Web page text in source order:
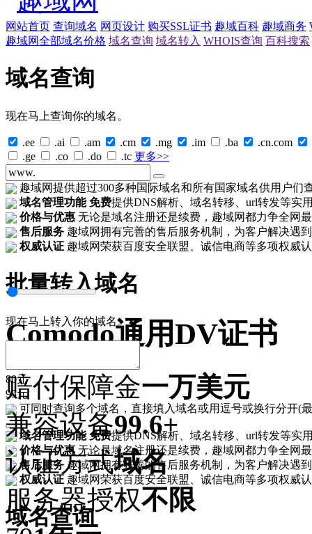
网站首页 查询域名 网页设计 购买SSL证书 趣域百科 趣域商务
趣域网全部域名价格 域名查询 域名转入 WHOIS查询 百科搜索
域名查询
现在马上查询你的域名。
.ee .ai .am .cm .mg .im .ba .cn.com
.ge
.co .do .tc 更多>>
趣域网提供超过300多种国际域名和所有国家域名供用户们
域名管理功能 免费提供DNS解析、域名转移、url转发等实
价格与优惠 无论是域名注册还是续费，趣域网都力争全网
售后服务 趣域网拥有完善的售后服务机制，为客户解决遇
权威认证 趣域网荣获百度安全联盟、诚信电商等多项权威
批量转入域名
现在马上转入你的域名。
80元
95元
可同时查询多个域名，直接填入域名或用逗号或换行分开(
域名管理功能 免费提供DNS解析、域名转移、url转发等实
价格与优惠 无论是域名注册还是续费，趣域网都力争全网
售后服务 趣域网拥有完善的售后服务机制，为客户解决遇
权威认证 趣域网荣获百度安全联盟、诚信电商等多项权威
域名查询
Comodo通用DV证书
赔付保障金一万美元
兼容设备99.6+
认证方式域名
服务器授权不限